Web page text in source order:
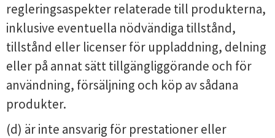
regleringsaspekter relaterade till produkterna,
inklusive eventuella nödvändiga tillstånd,
tillstånd eller licenser för uppladdning, delning
eller på annat sätt tillgängliggörande och för
användning, försäljning och köp av sådana
produkter.
(d) är inte ansvarig för prestationer eller